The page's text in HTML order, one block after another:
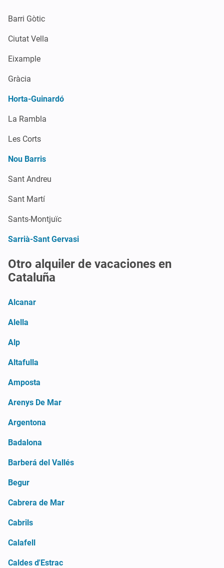
Barri Gòtic
Ciutat Vella
Eixample
Gràcia
Horta-Guinardó
La Rambla
Les Corts
Nou Barris
Sant Andreu
Sant Martí
Sants-Montjuïc
Sarrià-Sant Gervasi
Otro alquiler de vacaciones en
Cataluña
Alcanar
Alella
Alp
Altafulla
Amposta
Arenys De Mar
Argentona
Badalona
Barberá del Vallés
Begur
Cabrera de Mar
Cabrils
Calafell
Caldes d'Estrac